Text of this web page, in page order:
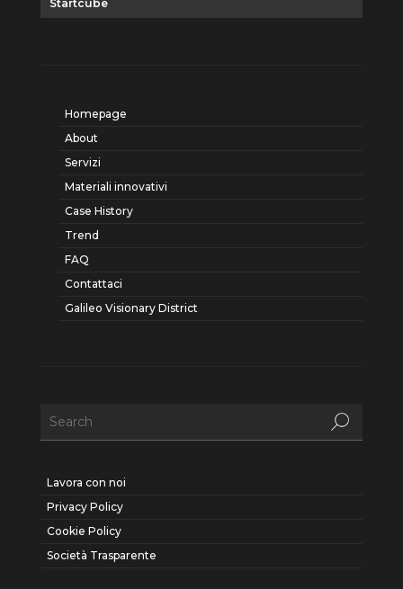
Startcube
Homepage
About
Servizi
Materiali innovativi
Case History
Trend
FAQ
Contattaci
Galileo Visionary District
Lavora con noi
Privacy Policy
Cookie Policy
Società Trasparente